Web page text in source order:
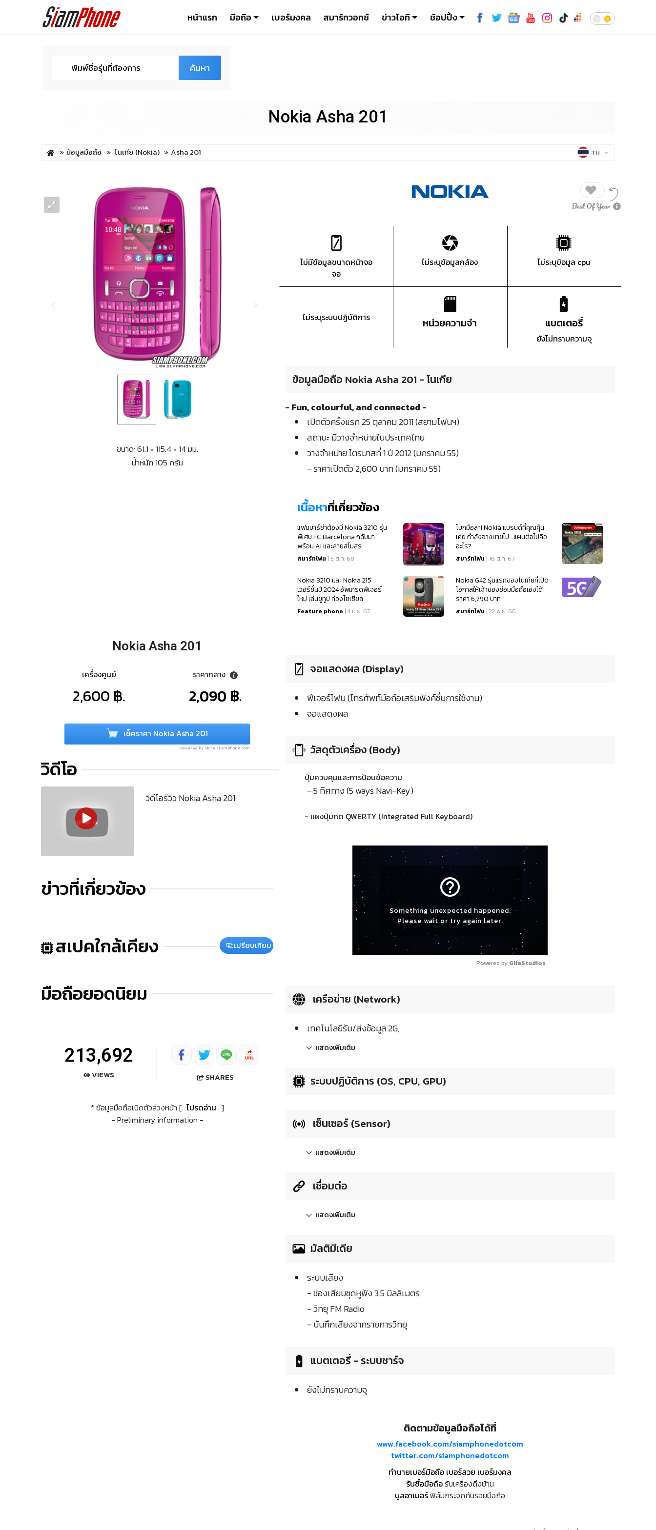
หน้าแรก มือถือ เบอร์มงคล สมาร์ทวอทช์ ข่าวไอที ช้อปปิ้ง
ค้นหา
Nokia Asha 201
ข้อมูลมือถือ โนเกีย (Nokia) Asha 201 TH
ขนาด: 61.1 × 115.4 × 14 มม.
น้ำหนัก 105 กรัม
Nokia Asha 201
เครื่องศูนย์
2,600 ฿.
ราคากลาง
2,090 ฿.
เช็คราคา Nokia Asha 201
Powered by store.siamphone.com
วิดีโอ
วิดีโอรีวิว Nokia Asha 201
ข่าวที่เกี่ยวข้อง
สเปคใกล้เคียง เปรียบเทียบ
มือถือยอดนิยม
213,692
VIEWS SHARES
* ข้อมูลมือถือเปิดตัวล่วงหน้า [ โปรดอ่าน ]
- Preliminary information -
ไม่มีข้อมูลขนาดหน้าจอ
จอ
ไม่ระบุข้อมูลกล้อง ไม่ระบุข้อมูล cpu
ไม่ระบุระบบปฏิบัติการ หน่วยความจำ แบตเตอรี่
ยังไม่ทราบความจุ
ข้อมูลมือถือ Nokia Asha 201 - โนเกีย
- Fun, colourful, and connected -
เปิดตัวครั้งแรก 25 ตุลาคม 2011 (สยามโฟนฯ)
สถานะ มีวางจำหน่ายในประเทศไทย
วางจำหน่าย ไตรมาสที่ 1 ปี 2012 (มกราคม 55)
- ราคาเปิดตัว 2,600 บาท (มกราคม 55)
เนื้อหาที่เกี่ยวข้อง
แฟนบาร์ซ่าต้องมี Nokia 3210 รุ่น
พิเศษ FC Barcelona กลับมา
พร้อม AI และลายสโมสร
สมาร์ทโฟน | 5 ส.ค. 68
โบกมือลา! Nokia แบรนด์ที่คุณคุ้น
เคย กำลังจางหายไป...แผนต่อไปคือ
อะไร?
สมาร์ทโฟน | 16 ส.ค. 67
Nokia 3210 และ Nokia 215
เวอร์ชั่นปี 2024 อัพเกรดฟีเจอร์
ใหม่ เล่นยูทูป ท่องโซเชียล
Feature phone | 4 มิ.ย. 67
Nokia G42 รุ่นแรกของโนเกียที่เปิด
โอกาสให้เจ้าของซ่อมมือถือเองได้
ราคา 6,790 บาท
สมาร์ทโฟน | 22 พ.ย. 66
จอแสดงผล (Display)
ฟีเจอร์โฟน (โทรศัพท์มือถือเสริมฟังค์ชั่นการใช้งาน)
จอแสดงผล
วัสดุตัวเครื่อง (Body)
ปุ่มควบคุมและการป้อนข้อความ
- 5 ทิศทาง (5 ways Navi-Key)
- แผงปุ่มกด QWERTY (Integrated Full Keyboard)
help_outline
Something unexpected happened.
Please wait or try again later.
Powered by GliaStudios
เครือข่าย (Network)
เทคโนโลยีรับ/ส่งข้อมูล 2G,
แสดงเพิ่มเติม
ระบบปฏิบัติการ (OS, CPU, GPU)
เซ็นเซอร์ (Sensor)
แสดงเพิ่มเติม
เชื่อมต่อ
แสดงเพิ่มเติม
มัลติมีเดีย
ระบบเสียง
- ช่องเสียบชุดหูฟัง 3.5 มิลลิเมตร
- วิทยุ FM Radio
- บันทึกเสียงจากรายการวิทยุ
แบตเตอรี่ - ระบบชาร์จ
ยังไม่ทราบความจุ
ติดตามข้อมูลมือถือได้ที่
www.facebook.com/siamphonedotcom
twitter.com/siamphonedotcom
ทำนายเบอร์มือถือ เบอร์สวย เบอร์มงคล
รับซื้อมือถือรับเครื่องถึงบ้าน
บูลอาเมอร์ฟิล์มกระจกกันรอยมือถือ